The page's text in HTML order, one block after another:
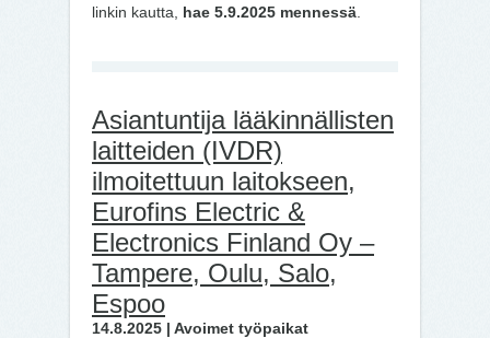
linkin kautta, hae 5.9.2025 mennessä
Asiantuntija lääkinnällisten
laitteiden (IVDR)
ilmoitettuun laitokseen,
Eurofins Electric &
Electronics Finland Oy –
Tampere, Oulu, Salo,
Espoo
14.8.2025 | Avoimet työpaikat